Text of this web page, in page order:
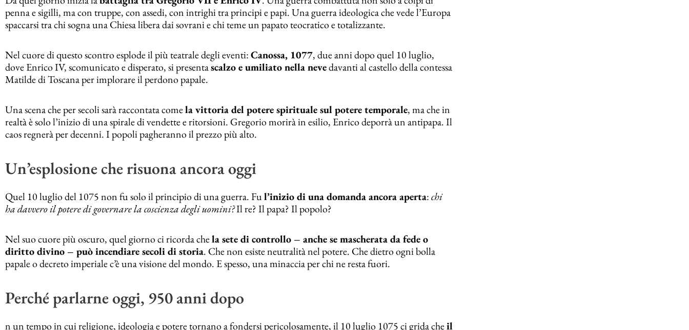
penna e sigilli, ma con truppe, con assedi, con intrighi tra principi e papi. Una guerra ideologica che vede l’Europa
spaccarsi tra chi sogna una Chiesa libera dai sovrani e chi teme un papato teocratico e totalizzante.
Nel cuore di questo scontro esplode il più teatrale degli eventi:Canossa, 1077, due anni dopo quel 10 luglio,
dove Enrico IV, scomunicato e disperato, si presentascalzo e umiliato nella nevedavanti al castello della contessa
Matilde di Toscana per implorare il perdono papale.
Una scena che per secoli sarà raccontata comela vittoria del potere spirituale sul potere temporale, ma che in
realtà è solo l’inizio di una spirale di vendette e ritorsioni. Gregorio morirà in esilio, Enrico deporrà un antipapa. Il
caos regnerà per decenni. I popoli pagheranno il prezzo più alto.
Un’esplosione che risuona ancora oggi
Quel 10 luglio del 1075 non fu solo il principio di una guerra. Ful’inizio di una domanda ancora aperta:chi
ha davvero il potere di governare la coscienza degli uomini?Il re? Il papa? Il popolo?
Nel suo cuore più oscuro, quel giorno ci ricorda chela sete di controllo – anche se mascherata da fede o
diritto divino – può incendiare secoli di storia. Che non esiste neutralità nel potere. Che dietro ogni bolla
papale o decreto imperiale c’è una visione del mondo. E spesso, una minaccia per chi ne resta fuori.
Perché parlarne oggi, 950 anni dopo
n un tempo in cui religione, ideologia e potere tornano a fondersi pericolosamente, il 10 luglio 1075 ci grida cheil